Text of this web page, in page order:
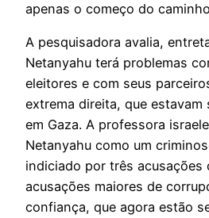
apenas o começo do
A pesquisadora avalia,
Netanyahu terá problemas
eleitores e com seus
extrema direita, que estavam
em Gaza. A professora
Netanyahu como um
indiciado por três acusações
acusações maiores de
confiança, que agora estão